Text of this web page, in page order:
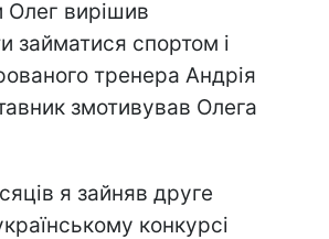
Олег вирішив
займатися спортом і
тренера Андрія
змотивував Олега
я зайняв друге
конкурсі